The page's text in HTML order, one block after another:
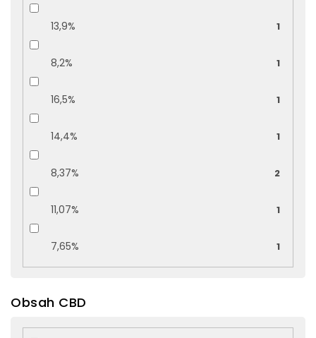
13,9% 1
8,2% 1
16,5% 1
14,4% 1
8,37% 2
11,07% 1
7,65% 1
Obsah CBD